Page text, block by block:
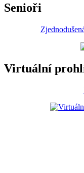
Senioři
Virtuální